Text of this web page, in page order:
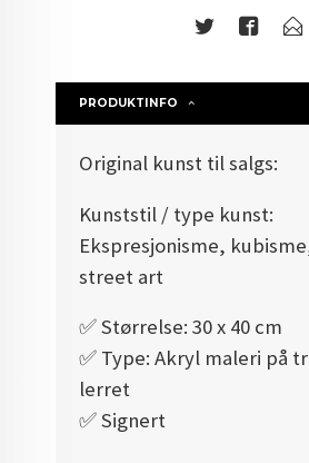
PRODUKTINFO
Original kunst til salgs:
Kunststil / type kunst:
Ekspresjonisme,
street art
✅️ Størrelse: 30 x 40 cm
✅️ Type: Akryl maleri på
lerret
✅️ Signert